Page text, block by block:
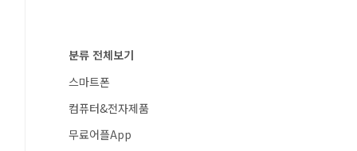
분류 전체보기
스마트폰
컴퓨터&전자제품
무료어플App